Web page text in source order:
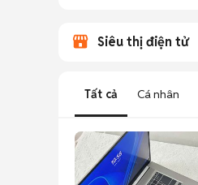
Siêu thị điện tử
Tất cả Cá nhân